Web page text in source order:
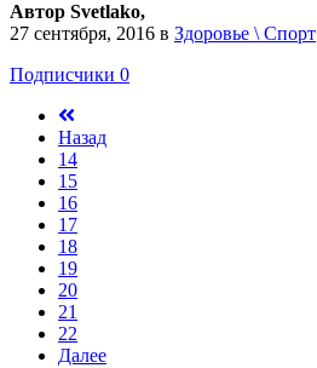
Автор Svetlako,
27 сентября, 2016 в Здоровье \ Спорт
Подписчики 0
Назад
14
15
16
17
18
19
20
21
22
Далее